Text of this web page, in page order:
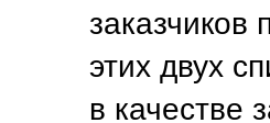
заказчиков
этих двух
в качестве